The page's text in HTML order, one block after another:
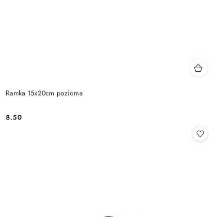
Ramka 15x20cm pozioma
Cena:
8.50